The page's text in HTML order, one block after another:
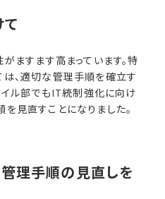
ますます高まっています。特
、適切な管理手順を確立す
イル部でもIT統制強化に向け
見直すことになりました。
理手順の​見直しを​